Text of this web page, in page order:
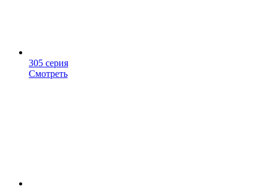
305 серия
Смотреть